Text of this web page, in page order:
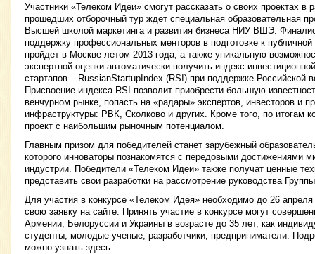
Участники «Телеком Идеи» смогут рассказать о своих проектах в
прошедших отборочный тур ждет специальная образовательная
Высшей школой маркетинга и развития бизнеса НИУ ВШЭ.
поддержку профессиональных менторов в подготовке к публичной
пройдет в Москве летом 2013 года, а также уникальную
экспертной оценки автоматически получить индекс
стартапов – RussianStartupIndex (RSI) при поддержке Российской
Присвоение индекса RSI позволит приобрести большую
венчурном рынке, попасть на «радары» экспертов, инвесторов и
инфраструктуры: РВК, Сколково и других. Кроме того, по итогам
проект с наибольшим рыночным потенциалом.
Главным призом для победителей станет зарубежный
которого инноваторы познакомятся с передовыми достижениями
индустрии. Победители «Телеком Идеи» также получат ценные
представить свои разработки на рассмотрение руководства
Для участия в конкурсе «Телеком Идея» необходимо до 26 апреля
свою заявку на сайте. Принять участие в конкурсе могут
Армении, Белоруссии и Украины в возрасте до 35 лет, как
студенты, молодые ученые, разработчики, предприниматели.
можно узнать здесь.